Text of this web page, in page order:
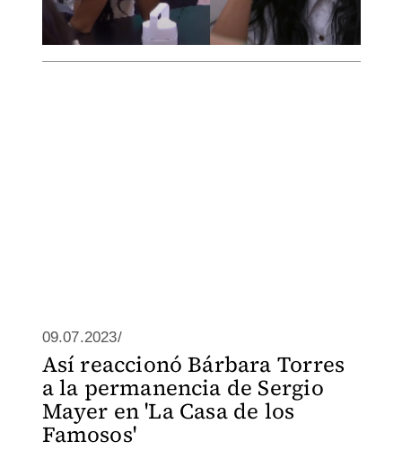
09.07.2023/
Así reaccionó Bárbara Torres
a la permanencia de Sergio
Mayer en 'La Casa de los
Famosos'